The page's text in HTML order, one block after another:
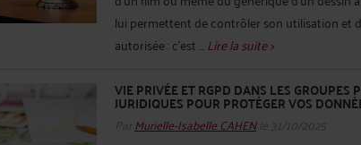
lui permettent de contrôler son utilisation et
autorisée : c’est ...Lire la suite >
VIE PRIVÉE ET RGPD DANS LES GROUPES
JURIDIQUES POUR PROTÉGER VOS
Par Murielle-Isabelle CAHENle 31/10/2025